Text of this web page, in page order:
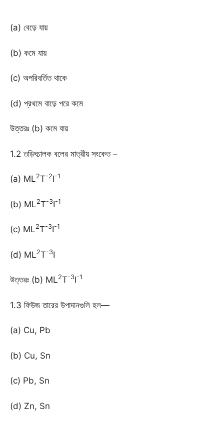
(a) বেড়ে যায়
(b) কমে যায়
(c) অপরিবর্তিত থাকে
(d) প্রথমে বাড়ে পরে কমে
উত্তরঃ (b) কমে যায়
1.2 তড়িৎচালক বলের মাত্রীয় সংকেত –
(a) ML2T-2I-1
(b) ML2T-3I-1
(c) ML2T-3I-1
(d) ML2T-3I
উত্তরঃ (b) ML2T-3I-1
1.3 ফিউজ তারের উপাদানগুলি হল—
(a) Cu, Pb
(b) Cu, Sn
(c) Pb, Sn
(d) Zn, Sn